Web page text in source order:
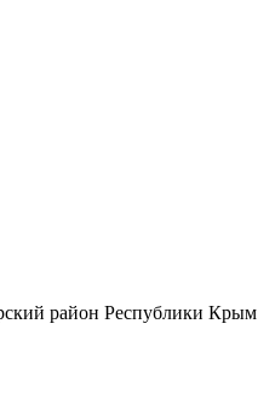
район Республики Крым